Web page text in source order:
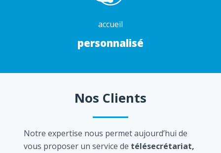
accueil
personnalisé
Nos Clients
Notre expertise nous permet aujourd’hui de
vous proposer un service de télésecrétariat,